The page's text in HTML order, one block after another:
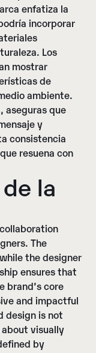
enfatiza la
incorporar
Los
mostrar
de
ambiente.
aseguras que
y
consistencia
resuena con
la
The
the designer
ensures that
brand’s core
and impactful
design is not
visually
by